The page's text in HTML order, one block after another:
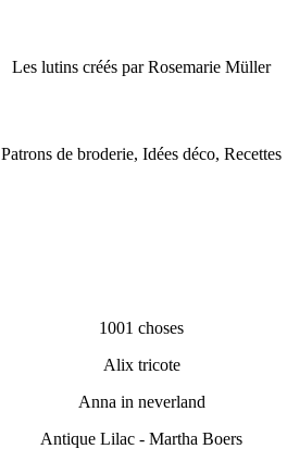
Les lutins créés par Rosemarie Müller
Patrons de broderie, Idées déco, Recettes
1001 choses
Alix tricote
Anna in neverland
Antique Lilac - Martha Boers